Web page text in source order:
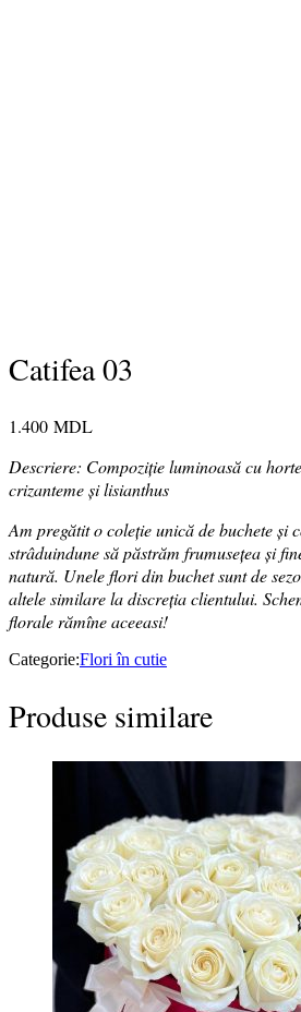
Catifea 03
1.400 MDL
Descriere: Compoziție luminoasă cu
crizanteme și lisianthus
Am pregătit o coleție unică de buchete și
strâduindune să păstrăm frumusețea și
natură. Unele flori din buchet sunt de
altele similare la discreția clientului.
florale rămîne aceeasi!
Categorie:Flori în cutie
Produse similare